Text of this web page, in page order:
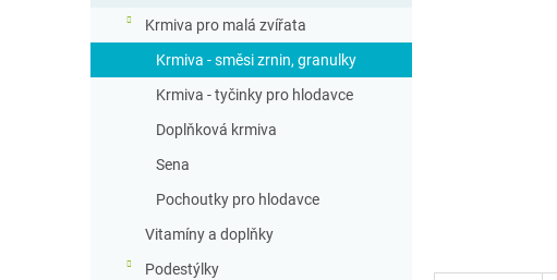
a
n
Krmiva pro malá zvířata
Krmiva - směsi zrnin, granulky
Krmiva - tyčinky pro hlodavce
Doplňková krmiva
Sena
Pochoutky pro hlodavce
Vitamíny a doplňky
Podestýlky